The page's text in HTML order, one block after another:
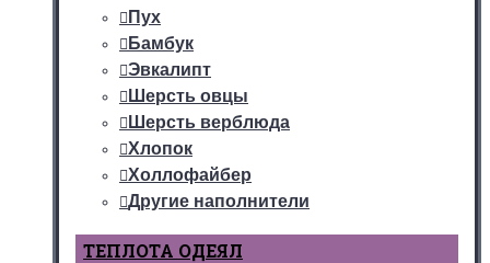
Пух
Бамбук
Эвкалипт
Шерсть овцы
Шерсть верблюда
Хлопок
Холлофайбер
Другие наполнители
ТЕПЛОТА ОДЕЯЛ